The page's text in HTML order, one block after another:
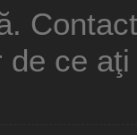
ce